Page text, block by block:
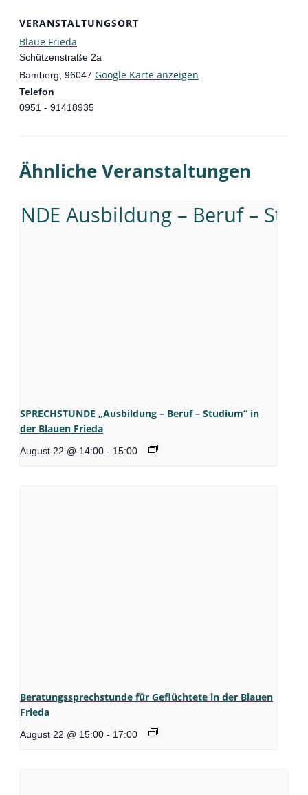
VERANSTALTUNGSORT
Blaue Frieda
Schützenstraße 2a
Bamberg 96047 Google Karte anzeigen
Telefon
0951 - 91418935
Ähnliche Veranstaltungen
SPRECHSTUNDE „Ausbildung – Beruf – Studium“ in
der Blauen Frieda
August 22 @ 14:00 - 15:00
Beratungssprechstunde für Geflüchtete in der Blauen
Frieda
August 22 @ 15:00 - 17:00